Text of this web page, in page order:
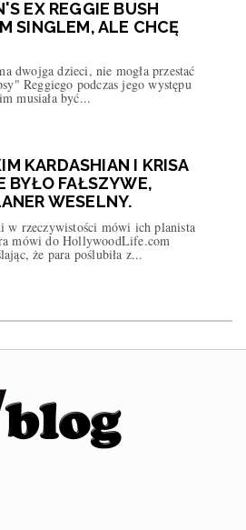
EX REGGIE BUSH
SINGLEM, ALE CHCĘ
dwojga dzieci, nie mogła przestać
Reggiego podczas jego występu
musiała być...
KARDASHIAN I KRISA
BYŁO FAŁSZYWE,
WESELNY.
rzeczywistości mówi ich planista
mówi do HollywoodLife.com
że para poślubiła z...